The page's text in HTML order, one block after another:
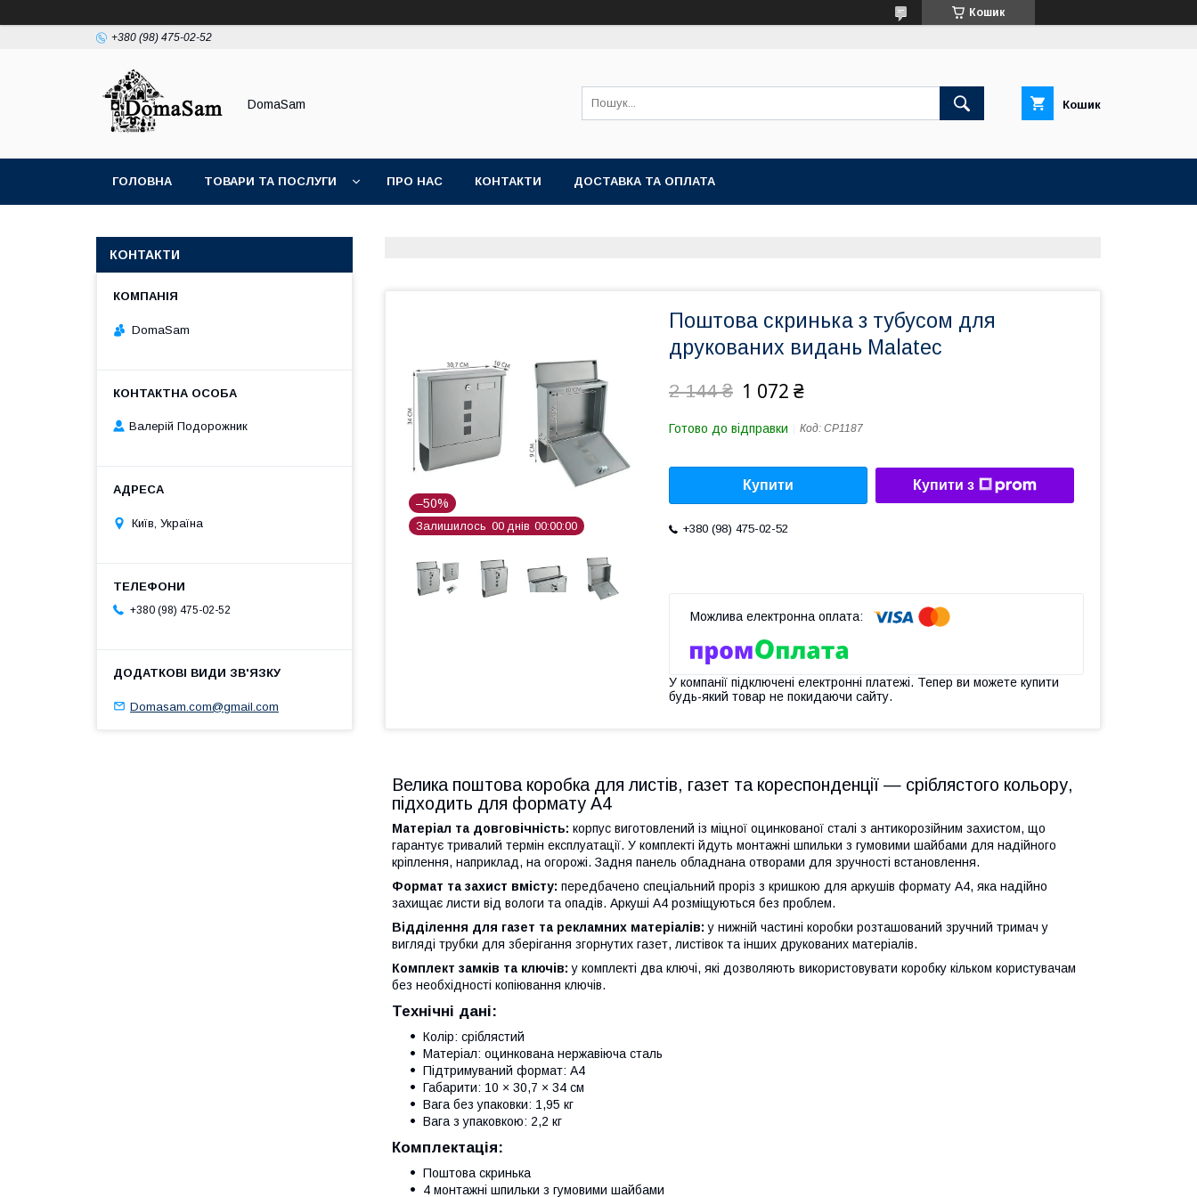
Кошик
+380 (98) 475-02-52
DomaSam Кошик
ГОЛОВНА ТОВАРИ ТА ПОСЛУГИ ПРО НАС КОНТАКТИ ДОСТАВКА ТА ОПЛАТА
–50%
Залишилось 00 днів 00 00 00
Поштова скринька з тубусом для
друкованих видань Malatec
2 144 ₴ 1 072 ₴
Готово до відправки Код: СР1187
Купити Купити з
+380 (98) 475-02-52
У компанії підключені електронні платежі. Тепер ви можете купити
будь-який товар не покидаючи сайту.
Велика поштова коробка для листів, газет та кореспонденції — сріблястого кольору,
підходить для формату А4
Матеріал та довговічність: корпус виготовлений із міцної оцинкованої сталі з антикорозійним захистом, що
гарантує тривалий термін експлуатації. У комплекті йдуть монтажні шпильки з гумовими шайбами для надійного
кріплення, наприклад, на огорожі. Задня панель обладнана отворами для зручності встановлення.
Формат та захист вмісту: передбачено спеціальний проріз з кришкою для аркушів формату А4, яка надійно
захищає листи від вологи та опадів. Аркуші А4 розміщуються без проблем.
Відділення для газет та рекламних матеріалів: у нижній частині коробки розташований зручний тримач у
вигляді трубки для зберігання згорнутих газет, листівок та інших друкованих матеріалів.
Комплект замків та ключів: у комплекті два ключі, які дозволяють використовувати коробку кільком користувачам
без необхідності копіювання ключів.
Технічні дані:
Колір: сріблястий
Матеріал: оцинкована нержавіюча сталь
Підтримуваний формат: А4
Габарити: 10 × 30,7 × 34 см
Вага без упаковки: 1,95 кг
Вага з упаковкою: 2,2 кг
Комплектація:
Поштова скринька
4 монтажні шпильки з гумовими шайбами
КОНТАКТИ
DomaSam
Валерій Подорожник
Київ, Україна
+380 (98) 475-02-52
Domasam.com@gmail.com